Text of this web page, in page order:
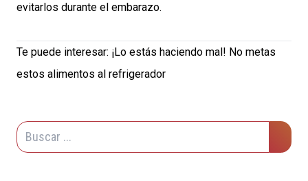
evitarlos durante el embarazo.
Te puede interesar: ¡Lo estás haciendo mal! No metas
estos alimentos al refrigerador